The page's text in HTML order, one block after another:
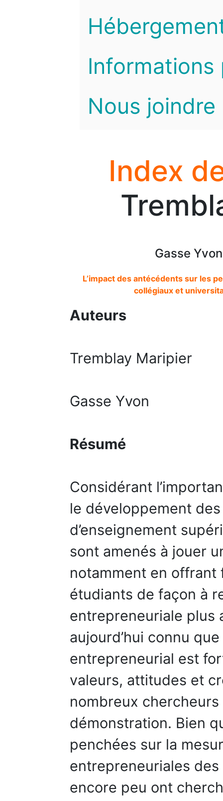
Informations
Nous joindre
Index
Gasse
L’impact des antécédents sur les
collégiaux et
Auteurs
Tremblay Maripier
Gasse Yvon
Résumé
Considérant
le développement
d’enseignement
sont amenés à jouer
notamment en
étudiants de façon à
entrepreneuriale plus
aujourd’hui connu
entrepreneurial est
valeurs, attitudes et
nombreux
démonstration. Bien
penchées sur la
entrepreneuriales
encore peu ont